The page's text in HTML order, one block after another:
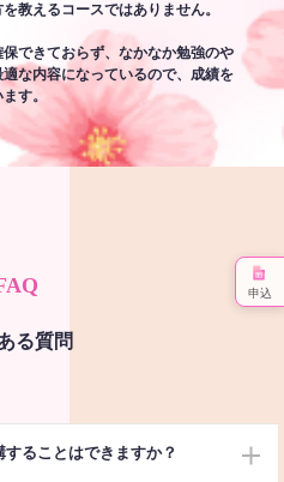
教えるコースではありません。
できておらず、なかなか勉強のや
な内容になっているので、成績を
す。
る質問
ることはできますか？
申込